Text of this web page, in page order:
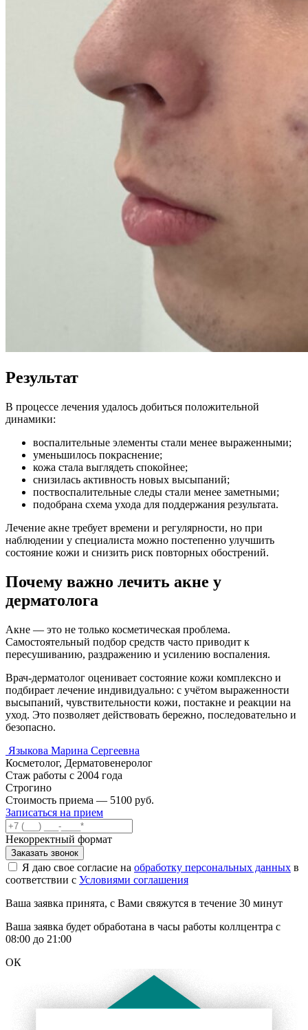
Результат
В процессе лечения удалось добиться положительной
динамики:
воспалительные элементы стали менее выраженными;
уменьшилось покраснение;
кожа стала выглядеть спокойнее;
снизилась активность новых высыпаний;
поствоспалительные следы стали менее заметными;
подобрана схема ухода для поддержания результата.
Лечение акне требует времени и регулярности, но при
наблюдении у специалиста можно постепенно улучшить
состояние кожи и снизить риск повторных обострений.
Почему важно лечить акне у
дерматолога
Акне — это не только косметическая проблема.
Самостоятельный подбор средств часто приводит к
пересушиванию, раздражению и усилению воспаления.
Врач-дерматолог оценивает состояние кожи комплексно и
подбирает лечение индивидуально: с учётом выраженности
высыпаний, чувствительности кожи, постакне и реакции на
уход. Это позволяет действовать бережно, последовательно и
безопасно.
Языкова Марина Сергеевна
Косметолог, Дерматовенеролог
Стаж работы с 2004 года
Строгино
Стоимость приема — 5100 руб.
Записаться на прием
Некорректный формат
Заказать звонок
Я даю свое согласие на обработку персональных данных в
соответствии с Условиями соглашения
Ваша заявка принята, с Вами свяжутся в течение 30 минут
Ваша заявка будет обработана в часы работы коллцентра с
08:00 до 21:00
ОК